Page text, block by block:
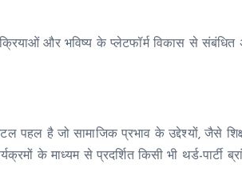
और भविष्य के प्लेटफॉर्म विकास से संबंधित
पहल है जो सामाजिक प्रभाव के उद्देश्यों,
के माध्यम से प्रदर्शित किसी भी थर्ड-पार्टी